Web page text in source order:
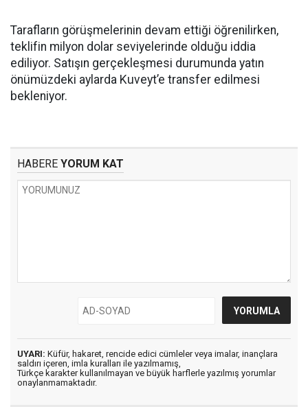
Tarafların görüşmelerinin devam ettiği öğrenilirken,
teklifin milyon dolar seviyelerinde olduğu iddia
ediliyor. Satışın gerçekleşmesi durumunda yatın
önümüzdeki aylarda Kuveyt’e transfer edilmesi
bekleniyor.
HABERE YORUM KAT
UYARI: Küfür, hakaret, rencide edici cümleler veya imalar, inançlara
saldırı içeren, imla kuralları ile yazılmamış,
Türkçe karakter kullanılmayan ve büyük harflerle yazılmış yorumlar
onaylanmamaktadır.